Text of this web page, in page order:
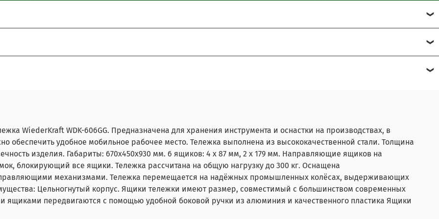
скидку до 10%.
на почту arkuda29@mail.ru
WiederKraft WDK-606GG. Предназначена для хранения инструмента и оснастки на производствах, в
обеспечить удобное мобильное рабочее место. Тележка выполнена из высококачественной стали. Толщина
изделия. Габариты: 670x450x930 мм. 6 ящиков: 4 x 87 мм, 2 x 179 мм. Направляющие ящиков на
блокирующий все ящики. Тележка рассчитана на общую нагрузку до 300 кг. Оснащена
механизмами. Тележка перемещается на надёжных промышленных колёсах, выдерживающих
Цельногнутый корпус. Ящики тележки имеют размер, совместимый с большинством современных
передвигаются с помощью удобной боковой ручки из алюминия и качественного пластика Ящики